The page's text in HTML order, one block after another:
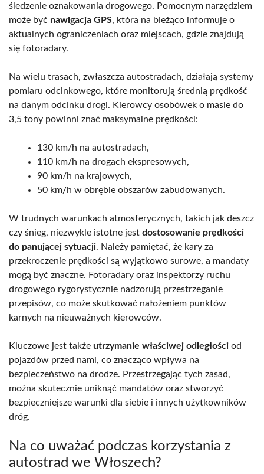
śledzenie oznakowania drogowego. Pomocnym narzędziem
może być nawigacja GPS, która na bieżąco informuje o
aktualnych ograniczeniach oraz miejscach, gdzie znajdują
się fotoradary.
Na wielu trasach, zwłaszcza autostradach, działają systemy
pomiaru odcinkowego, które monitorują średnią prędkość
na danym odcinku drogi. Kierowcy osobówek o masie do
3,5 tony powinni znać maksymalne prędkości:
130 km/h na autostradach,
110 km/h na drogach ekspresowych,
90 km/h na krajowych,
50 km/h w obrębie obszarów zabudowanych.
W trudnych warunkach atmosferycznych, takich jak deszcz
czy śnieg, niezwykle istotne jest dostosowanie prędkości
do panującej sytuacji. Należy pamiętać, że kary za
przekroczenie prędkości są wyjątkowo surowe, a mandaty
mogą być znaczne. Fotoradary oraz inspektorzy ruchu
drogowego rygorystycznie nadzorują przestrzeganie
przepisów, co może skutkować nałożeniem punktów
karnych na nieuważnych kierowców.
Kluczowe jest także utrzymanie właściwej odległości od
pojazdów przed nami, co znacząco wpływa na
bezpieczeństwo na drodze. Przestrzegając tych zasad,
można skutecznie uniknąć mandatów oraz stworzyć
bezpieczniejsze warunki dla siebie i innych użytkowników
dróg.
Na co uważać podczas korzystania z
autostrad we Włoszech?